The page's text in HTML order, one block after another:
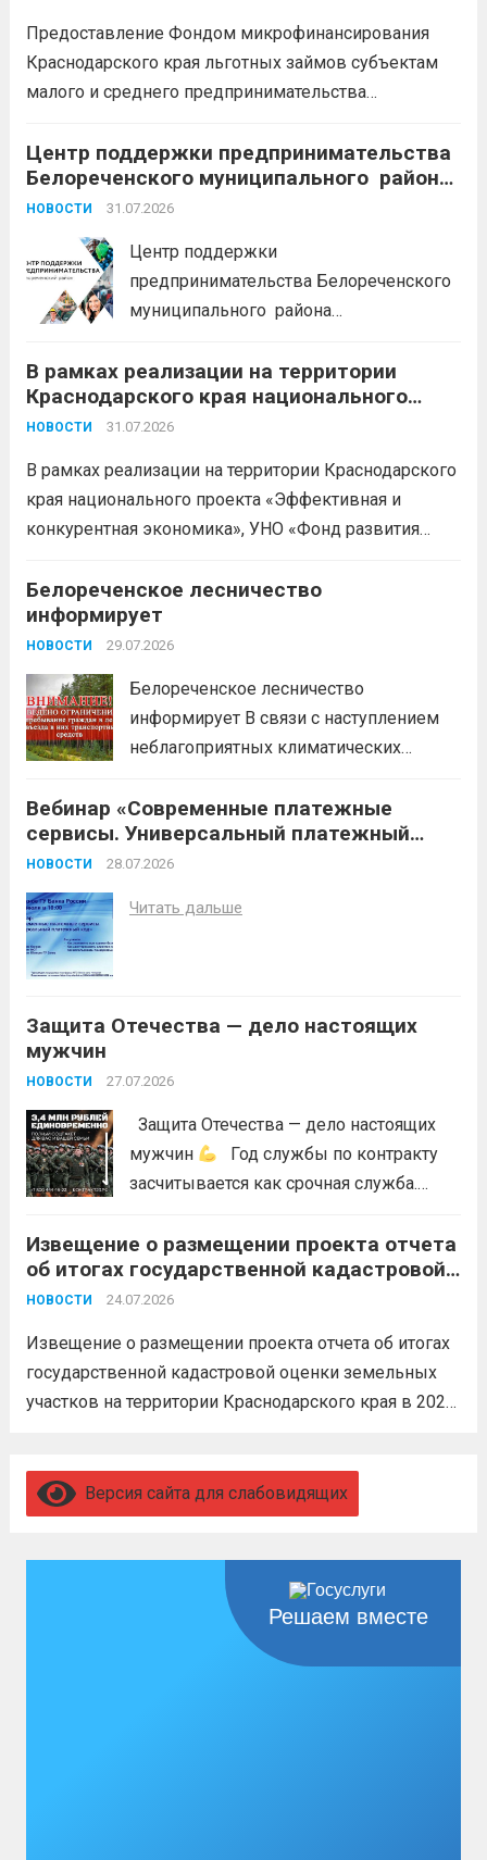
каникулы;
сохранение места...
дальше
Предоставление Фондом микрофинансирования
Краснодарского края льготных займов субъектам
малого и среднего предпринимательства
5 млн. рублей Срок от 7 мес. до 36 мес. Процентная
ставка 0,1- 8,15 % годовых Возможно установление
льготного периода...
Центр поддержки предпринимательства
Белореченского муниципального района
Краснодарского края приглашает на
НОВОСТИ 31.07.2026
Центр поддержки
предпринимательства Белореченского
муниципального района
БЕСПЛАТНЫЕ КОНСУЛЬТАЦИИ
Бухгалтерский учет и заполнение
деклараций; Трудовое
планирование и правовое обеспечение;
Микрозаймы для предпринимателей по
В рамках реализации на территории
Краснодарского края национального
проекта «Эффективная и конкурентная
НОВОСТИ 31.07.2026
В рамках реализации на территории Краснодарского
края национального проекта «Эффективная и
конкурентная экономика», УНО «Фонд развития
доступных мерах поддержки субъектов малого и
среднего предпринимательства и граждан,
желающих вести бизнес.
Белореченское лесничество
информирует
НОВОСТИ 29.07.2026
Белореченское лесничество
информирует В связи с наступлением
неблагоприятных климатических
воздуха, отсутствие осадков,
порывистый ветер), в целях
недопущения ухудшения лесопожарной
Вебинар «Современные платежные
сервисы. Универсальный платежный
код»
НОВОСТИ 28.07.2026
Читать дальше
Защита Отечества — дело настоящих
мужчин
НОВОСТИ 27.07.2026
Защита Отечества — дело настоящих
мужчин
Год службы по контракту
засчитывается как срочная служба.
невозможен без вашего согласия,
увольнение по окончании срока
гарантировано. Регион предоставляет
бойцам множество мер поддержки:
Извещение о размещении проекта отчета
об итогах государственной кадастровой
оценки земельных участков на
году
НОВОСТИ 24.07.2026
Извещение о размещении проекта отчета об итогах
государственной кадастровой оценки земельных
участков на территории Краснодарского края в 2026
Версия сайта для слабовидящих
Решаем вместе